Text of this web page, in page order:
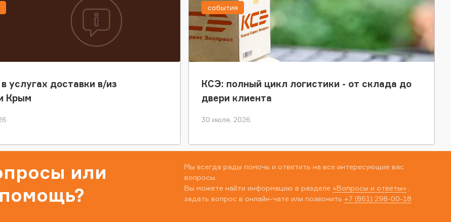
услугах доставки в/из
Крым
КСЭ: полный цикл логистики - от склада до
двери клиента
30 июля, 2026
события
или
Мы всегда рады помочь и ответить на все интересующие вас
вопросы.
Вы можете найти информацию в разделе «Вопросы и ответы»
задать вопрос в онлайн-чате или позвонить +7 (861) 298-00-18